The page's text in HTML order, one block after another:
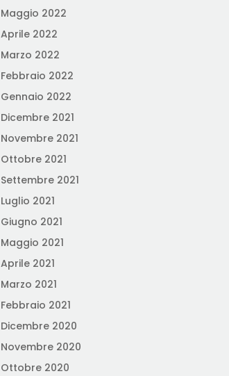
Maggio 2022
Aprile 2022
Marzo 2022
Febbraio 2022
Gennaio 2022
Dicembre 2021
Novembre 2021
Ottobre 2021
Settembre 2021
Luglio 2021
Giugno 2021
Maggio 2021
Aprile 2021
Marzo 2021
Febbraio 2021
Dicembre 2020
Novembre 2020
Ottobre 2020